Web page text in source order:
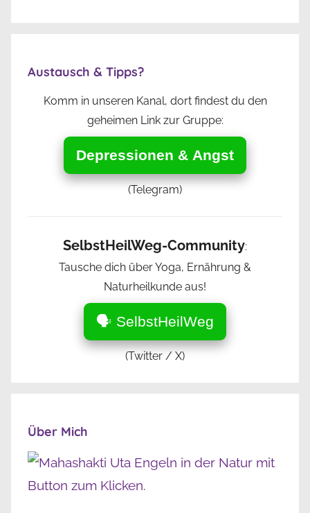
Austausch & Tipps?
Komm in unseren Kanal, dort findest du den
geheimen Link zur Gruppe:
Depressionen & Angst
(Telegram)
SelbstHeilWeg-Community:
Tausche dich über Yoga, Ernährung &
Naturheilkunde aus!
🗣️ SelbstHeilWeg
(Twitter / X)
Über Mich